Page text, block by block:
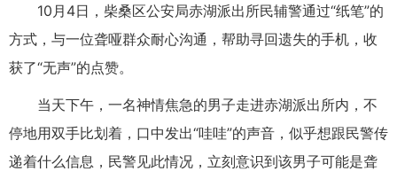
10月4日，柴桑区公安局赤湖派出所民辅警通过“纸笔”的
方式，与一位聋哑群众耐心沟通，帮助寻回遗失的手机，收
获了“无声”的点赞。
当天下午，一名神情焦急的男子走进赤湖派出所内，不
停地用双手比划着，口中发出“哇哇”的声音，似乎想跟民警传
递着什么信息，民警见此情况，立刻意识到该男子可能是聋